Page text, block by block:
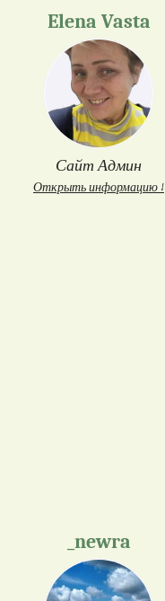
Elena Vasta
Сайт Админ
Открыть информацию ↓
_newra